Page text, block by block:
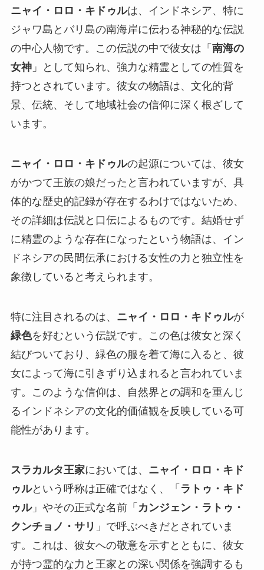
ニャイ・ロロ・キドゥルは、インドネシア、特に
ジャワ島とバリ島の南海岸に伝わる神秘的な伝説
の中心人物です。この伝説の中で彼女は「 南海の
女神」として知られ、強力な精霊としての性質を
持つとされています。彼女の物語は、文化的背
景、伝統、そして地域社会の信仰に深く根ざして
います。
ニャイ・ロロ・キドゥルの起源については、彼女
がかつて王族の娘だったと言われていますが、具
体的な歴史的記録が存在するわけではないため、
その詳細は伝説と口伝によるものです。結婚せず
に精霊のような存在になったという物語は、イン
ドネシアの民間伝承における女性の力と独立性を
象徴していると考えられます。
特に注目されるのは、 ニャイ・ロロ・キドゥルが
緑色を好むという伝説です。この色は彼女と深く
結びついており、緑色の服を着て海に入ると、彼
女によって海に引きずり込まれると言われていま
す。このような信仰は、自然界との調和を重んじ
るインドネシアの文化的価値観を反映している可
能性があります。
スラカルタ王家においては、 ニャイ・ロロ・キド
ゥルという呼称は正確ではなく、「 ラトゥ・キド
ゥル」やその正式な名前「 カンジェン・ラトゥ・
クンチョノ・サリ 」で呼ぶべきだとされていま
す。これは、彼女への敬意を示すとともに、彼女
が持つ霊的な力と王家との深い関係を強調するも